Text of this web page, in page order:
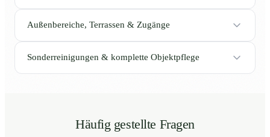
Außenbereiche, Terrassen & Zugänge
Sonderreinigungen & komplette Objektpflege
Häufig gestellte Fragen